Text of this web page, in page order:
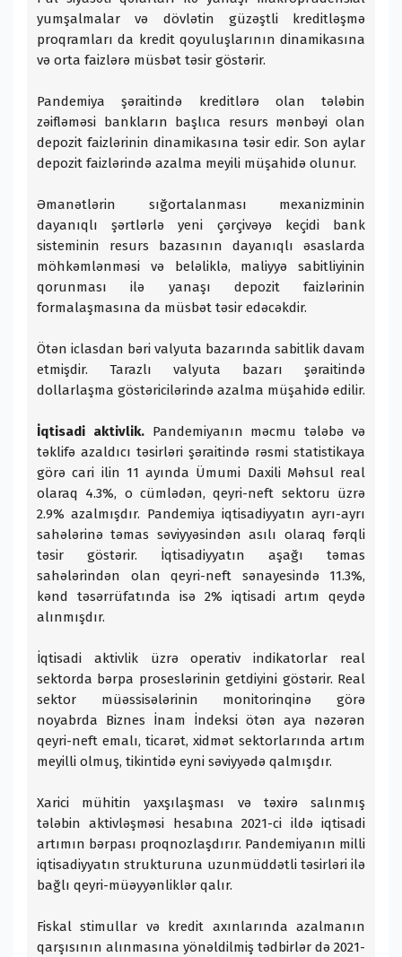
yumşalmalar və dövlətin güzəştli kreditləşmə
proqramları da kredit qoyuluşlarının dinamikasına
və orta faizlərə müsbət təsir göstərir.
Pandemiya şəraitində kreditlərə olan tələbin
zəifləməsi bankların başlıca resurs mənbəyi olan
depozit faizlərinin dinamikasına təsir edir. Son aylar
depozit faizlərində azalma meyili müşahidə olunur.
Əmanətlərin sığortalanması mexanizminin
dayanıqlı şərtlərlə yeni çərçivəyə keçidi bank
sisteminin resurs bazasının dayanıqlı əsaslarda
möhkəmlənməsi və beləliklə, maliyyə sabitliyinin
qorunması ilə yanaşı depozit faizlərinin
formalaşmasına da müsbət təsir edəcəkdir.
Ötən iclasdan bəri valyuta bazarında sabitlik davam
etmişdir. Tarazlı valyuta bazarı şəraitində
dollarlaşma göstəricilərində azalma müşahidə edilir.
İqtisadi aktivlik.Pandemiyanın məcmu tələbə və
təklifə azaldıcı təsirləri şəraitində rəsmi statistikaya
görə cari ilin 11 ayında Ümumi Daxili Məhsul real
olaraq 4.3%, o cümlədən, qeyri-neft sektoru üzrə
2.9% azalmışdır. Pandemiya iqtisadiyyatın ayrı-ayrı
sahələrinə təmas səviyyəsindən asılı olaraq fərqli
təsir göstərir. İqtisadiyyatın aşağı təmas
sahələrindən olan qeyri-neft sənayesində 11.3%,
kənd təsərrüfatında isə 2% iqtisadi artım qeydə
alınmışdır.
İqtisadi aktivlik üzrə operativ indikatorlar real
sektorda bərpa proseslərinin getdiyini göstərir. Real
sektor müəssisələrinin monitorinqinə görə
noyabrda Biznes İnam İndeksi ötən aya nəzərən
qeyri-neft emalı, ticarət, xidmət sektorlarında artım
meyilli olmuş, tikintidə eyni səviyyədə qalmışdır.
Xarici mühitin yaxşılaşması və təxirə salınmış
tələbin aktivləşməsi hesabına 2021-ci ildə iqtisadi
artımın bərpası proqnozlaşdırır. Pandemiyanın milli
iqtisadiyyatın strukturuna uzunmüddətli təsirləri ilə
bağlı qeyri-müəyyənliklər qalır.
Fiskal stimullar və kredit axınlarında azalmanın
qarşısının alınmasına yönəldilmiş tədbirlər də 2021-